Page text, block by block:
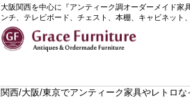
大阪関西を中心に『アンティーク調オーダーメイド
ンチ、テレビボード、チェスト、本棚、キャビネット
関西/大阪/東京でアンティーク家具やレトロ